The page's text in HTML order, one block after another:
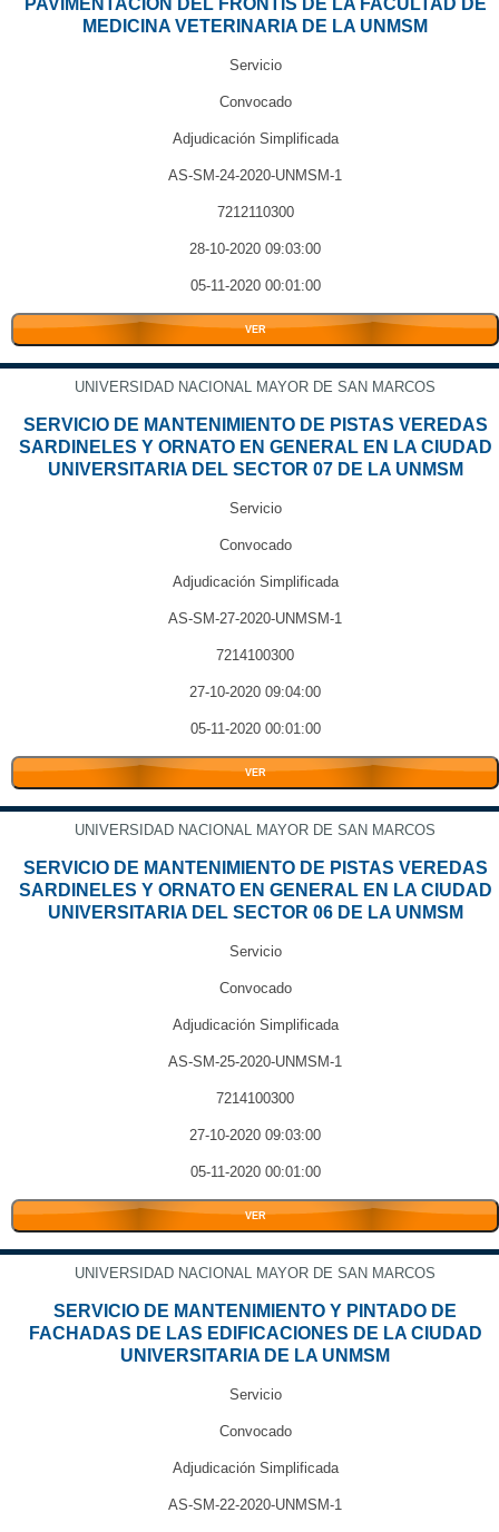
PAVIMENTACION DEL FRONTIS DE LA FACULTAD DE
MEDICINA VETERINARIA DE LA UNMSM
Servicio
Convocado
Adjudicación Simplificada
AS-SM-24-2020-UNMSM-1
7212110300
28-10-2020 09:03:00
05-11-2020 00:01:00
VER
UNIVERSIDAD NACIONAL MAYOR DE SAN MARCOS
SERVICIO DE MANTENIMIENTO DE PISTAS VEREDAS
SARDINELES Y ORNATO EN GENERAL EN LA CIUDAD
UNIVERSITARIA DEL SECTOR 07 DE LA UNMSM
Servicio
Convocado
Adjudicación Simplificada
AS-SM-27-2020-UNMSM-1
7214100300
27-10-2020 09:04:00
05-11-2020 00:01:00
VER
UNIVERSIDAD NACIONAL MAYOR DE SAN MARCOS
SERVICIO DE MANTENIMIENTO DE PISTAS VEREDAS
SARDINELES Y ORNATO EN GENERAL EN LA CIUDAD
UNIVERSITARIA DEL SECTOR 06 DE LA UNMSM
Servicio
Convocado
Adjudicación Simplificada
AS-SM-25-2020-UNMSM-1
7214100300
27-10-2020 09:03:00
05-11-2020 00:01:00
VER
UNIVERSIDAD NACIONAL MAYOR DE SAN MARCOS
SERVICIO DE MANTENIMIENTO Y PINTADO DE
FACHADAS DE LAS EDIFICACIONES DE LA CIUDAD
UNIVERSITARIA DE LA UNMSM
Servicio
Convocado
Adjudicación Simplificada
AS-SM-22-2020-UNMSM-1